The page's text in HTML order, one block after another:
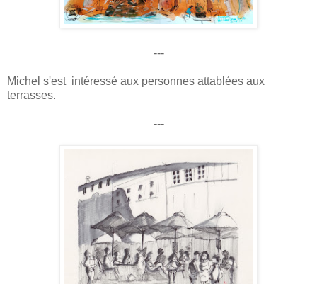
---
Michel s'est intéressé aux personnes attablées aux
terrasses.
---